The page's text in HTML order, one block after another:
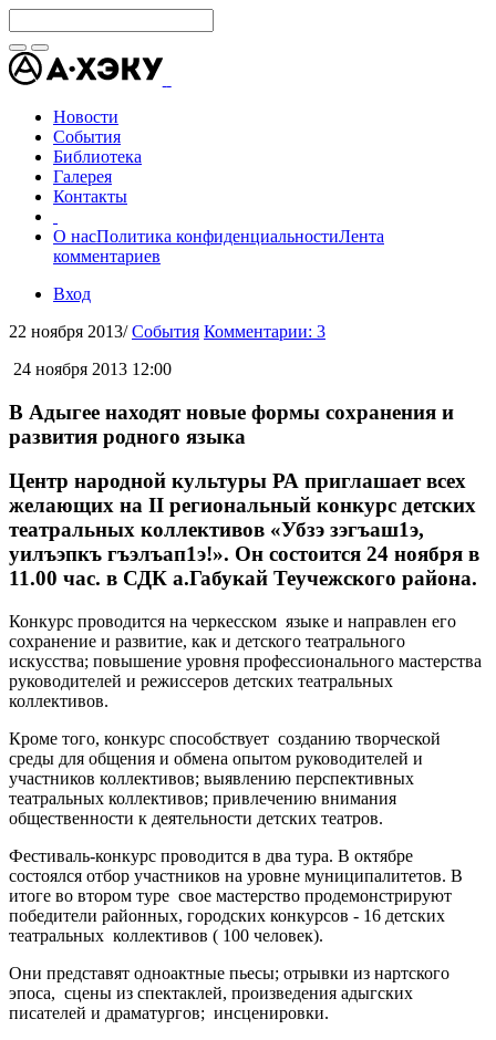
Новости
События
Библиотека
Галерея
Контакты
О насПолитика конфиденциальностиЛента
комментариев
Вход
22 ноября 2013/ События Комментарии: 3
24 ноября 2013 12:00
В Адыгее находят новые формы сохранения и
развития родного языка
Центр народной культуры РА приглашает всех
желающих на II региональный конкурс детских
театральных коллективов «Убзэ зэгъаш1э,
уилъэпкъ гъэлъап1э!». Он состоится 24 ноября в
11.00 час. в СДК а.Габукай Теучежского района.
Конкурс проводится на черкесском языке и направлен его
сохранение и развитие, как и детского театрального
искусства; повышение уровня профессионального мастерства
руководителей и режиссеров детских театральных
коллективов.
Кроме того, конкурс способствует созданию творческой
среды для общения и обмена опытом руководителей и
участников коллективов; выявлению перспективных
театральных коллективов; привлечению внимания
общественности к деятельности детских театров.
Фестиваль-конкурс проводится в два тура. В октябре
состоялся отбор участников на уровне муниципалитетов. В
итоге во втором туре свое мастерство продемонстрируют
победители районных, городских конкурсов - 16 детских
театральных коллективов ( 100 человек).
Они представят одноактные пьесы; отрывки из нартского
эпоса, сцены из спектаклей, произведения адыгских
писателей и драматургов; инсценировки.